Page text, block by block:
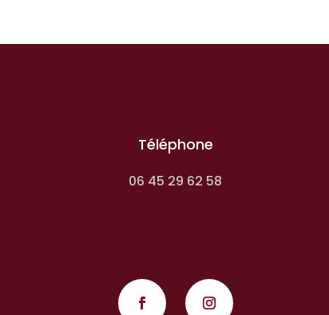
Téléphone
06 45 29 62 58